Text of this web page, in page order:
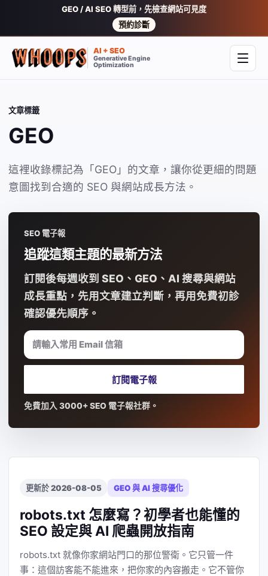
GEO / AI SEO 轉型前，先檢查網站可見度
預約診斷
AI + SEO
Generative Engine
Optimization
開啟
文章標籤
GEO
這裡收錄標記為「GEO」的文章，讓你從更細的問題
意圖找到合適的 SEO 與網站成長方法。
SEO 電子報
追蹤這類主題的最新方法
訂閱後每週收到 SEO、GEO、AI 搜尋與網站
成長重點，先用文章建立判斷，再用免費初診
確認優先順序。
請輸入常用 Email 信箱
訂閱電子報
免費加入 3000+ SEO 電子報社群。
更新於 2026-08-05 GEO 與 AI 搜尋優化
robots.txt 怎麼寫？初學者也能懂的
SEO 設定與 AI 爬蟲開放指南
robots.txt 就像你家網站門口的那位警衛。它只管一件
事：這個訪客能不能進來，把你家的內容搬走。它不管你